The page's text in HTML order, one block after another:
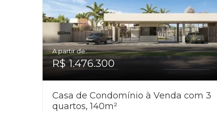
A partir de:
R$ 1.476.300
Casa de Condomínio à Venda com 3
quartos, 140m²